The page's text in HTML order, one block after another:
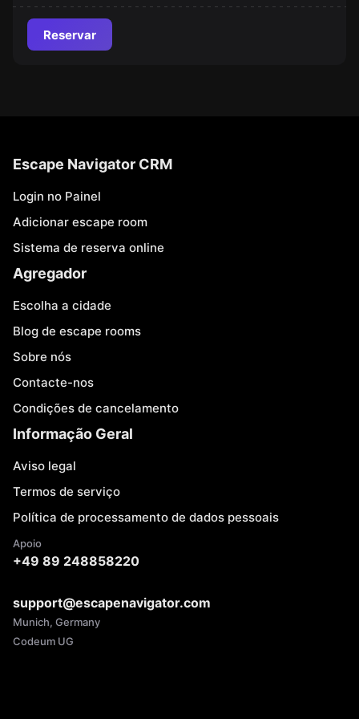
Reservar
Escape Navigator CRM
Login no Painel
Adicionar escape room
Sistema de reserva online
Agregador
Escolha a cidade
Blog de escape rooms
Sobre nós
Contacte-nos
Condições de cancelamento
Informação Geral
Aviso legal
Termos de serviço
Política de processamento de dados pessoais
Apoio
+49 89 248858220
support@escapenavigator.com
Munich, Germany
Codeum UG